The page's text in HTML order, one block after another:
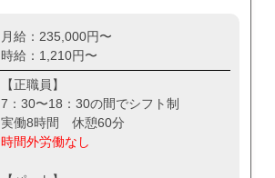
月給：235,000円〜
時給：1,210円〜
【正職員】
7：30〜18：30の間でシフト制
実働8時間 休憩60分
時間外労働なし